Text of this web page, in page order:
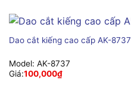
Dao cắt kiếng cao cấp AK-8737
Model: AK-8737
Giá:100,000₫